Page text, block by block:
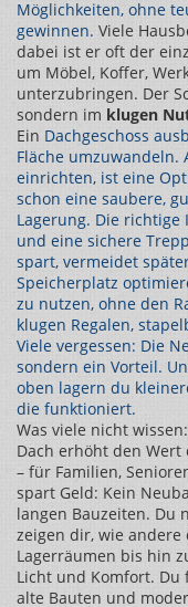
Möglichkeiten, ohne
gewinnen. Viele
dabei ist er oft der
um Möbel, Koffer,
unterzubringen. Der
sondern im klugen
Ein Dachgeschoss
Fläche umzuwandeln.
einrichten, ist eine
schon eine saubere,
Lagerung. Die
und eine sichere
spart, vermeidet
Speicherplatz
zu nutzen, ohne den
klugen Regalen,
Viele vergessen: Die
sondern ein Vorteil.
oben lagern du
die funktioniert.
Was viele nicht
Dach erhöht den
– für Familien,
spart Geld: Kein
langen Bauzeiten. Du
zeigen dir, wie andere
Lagerräumen bis hin
Licht und Komfort. Du
alte Bauten und